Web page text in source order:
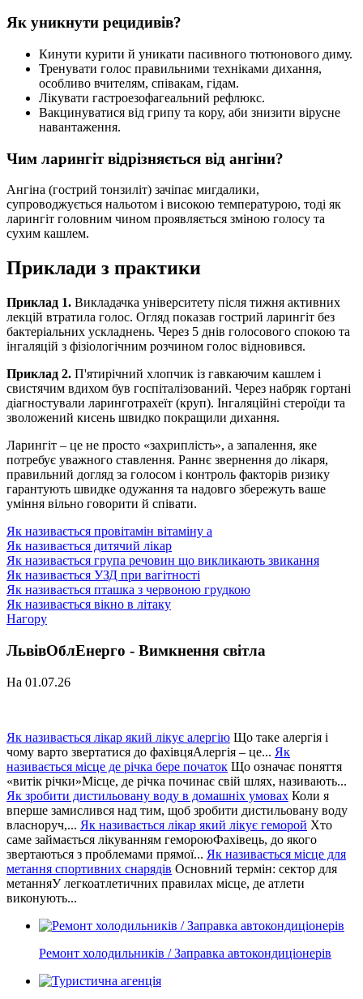
Як уникнути рецидивів?
Кинути курити й уникати пасивного тютюнового диму.
Тренувати голос правильними техніками дихання,
особливо вчителям, співакам, гідам.
Лікувати гастроезофагеальний рефлюкс.
Вакцинуватися від грипу та кору, аби знизити вірусне
навантаження.
Чим ларингіт відрізняється від ангіни?
Ангіна (гострий тонзиліт) зачіпає мигдалики,
супроводжується нальотом і високою температурою, тоді як
ларингіт головним чином проявляється зміною голосу та
сухим кашлем.
Приклади з практики
Приклад 1. Викладачка університету після тижня активних
лекцій втратила голос. Огляд показав гострий ларингіт без
бактеріальних ускладнень. Через 5 днів голосового спокою та
інгаляцій з фізіологічним розчином голос відновився.
Приклад 2. П'ятирічний хлопчик із гавкаючим кашлем і
свистячим вдихом був госпіталізований. Через набряк гортані
діагностували ларинготрахеїт (круп). Інгаляційні стероїди та
зволожений кисень швидко покращили дихання.
Ларингіт – це не просто «захриплість», а запалення, яке
потребує уважного ставлення. Раннє звернення до лікаря,
правильний догляд за голосом і контроль факторів ризику
гарантують швидке одужання та надовго збережуть ваше
уміння вільно говорити й співати.
Як називається провітамін вітаміну а
Як називається дитячий лікар
Як називається група речовин що викликають звикання
Як називається УЗД при вагітності
Як називається пташка з червоною грудкою
Як називається вікно в літаку
Нагору
ЛьвівОблЕнерго - Вимкнення світла
На 01.07.26
Як називається лікар який лікує алергію Що таке алергія і
чому варто звертатися до фахівцяАлергія – це... Як
називається місце де річка бере початок Що означає поняття
«витік річки»Місце, де річка починає свій шлях, називають...
Як зробити дистильовану воду в домашніх умовах Коли я
вперше замислився над тим, щоб зробити дистильовану воду
власноруч,... Як називається лікар який лікує геморой Хто
саме займається лікуванням гемороюФахівець, до якого
звертаються з проблемами прямої... Як називається місце для
метання спортивних снарядів Основний термін: сектор для
метанняУ легкоатлетичних правилах місце, де атлети
виконують...
Ремонт холодильників / Заправка автокондиціонерів